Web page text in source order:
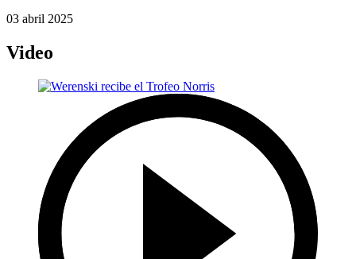
03 abril 2025
Video